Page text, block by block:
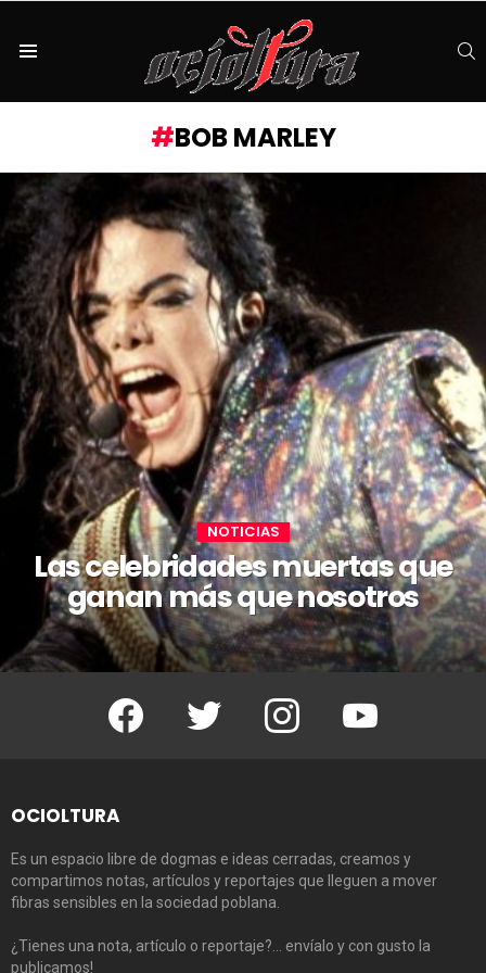
BOB MARLEY
NOTICIAS
Las celebridades muertas que
ganan más que nosotros
Facebook Twitter Instagram Youtube
OCIOLTURA
Es un espacio libre de dogmas e ideas cerradas, creamos y
compartimos notas, artículos y reportajes que lleguen a mover
fibras sensibles en la sociedad poblana.
¿Tienes una nota, artículo o reportaje?… envíalo y con gusto la
publicamos!